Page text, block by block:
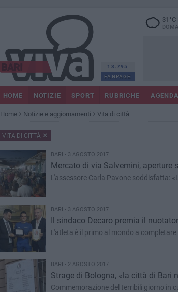
13.795
FANPAGE
31 °C
HOME NOTIZIE SPORT RUBRICHE AGENDA
Home Notizie e aggiornamenti Vita di città
VITA DI CITTÀ
BARI - 3 AGOSTO 2017
Mercato di via Salvemini, aperture
L'assessore Carla Pavone soddisfatta:
BARI - 3 AGOSTO 2017
Il sindaco Decaro premia il
L'atleta è il primo al mondo a
BARI - 2 AGOSTO 2017
Strage di Bologna, «la città di Bari
Commemorazione del terribili giorno in